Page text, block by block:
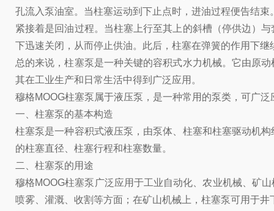
孔流入泵油室。当柱塞运动到下止点时，进油过程便告结束
紧接着是回油过程。当柱塞上行至其上的斜槽（停供边）
下迅速关闭，从而停止供油。此后，柱塞在弹簧的作用下
总的来说，柱塞泵是一种关键的容积式水力机械。它由原
其在工业生产和日常生活中得到广泛应用。
穆格MOOG柱塞泵属于液压泵，是一种常用的泵类，可广
一、柱塞泵的基本构造
柱塞泵是一种容积式液压泵，由泵体、柱塞和柱塞驱动机
的柱塞直径、柱塞行程和柱塞数量。
二、柱塞泵的用途
穆格MOOG柱塞泵广泛应用于工业自动化、农业机械、矿
喷雾、灌溉、收割等方面；在矿山机械上，柱塞泵可用于